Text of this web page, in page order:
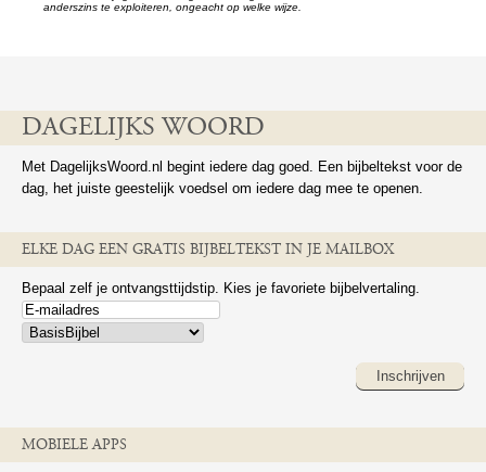
anderszins te exploiteren, ongeacht op welke wijze.
DAGELIJKS WOORD
Met DagelijksWoord.nl begint iedere dag goed. Een bijbeltekst voor de
dag, het juiste geestelijk voedsel om iedere dag mee te openen.
ELKE DAG EEN GRATIS BIJBELTEKST IN JE MAILBOX
Bepaal zelf je ontvangsttijdstip. Kies je favoriete bijbelvertaling.
Inschrijven
MOBIELE APPS